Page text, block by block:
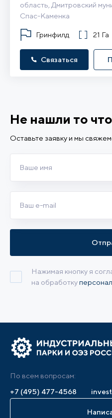
область, Дмитровский
Спас-Каменка
Гринфилд 21 Га
Связаться
Не нашли то
Оставьте заявку и мы
Нажимая кнопку я
на обработку
По всем вопросам:
+7 (495) 477-4568